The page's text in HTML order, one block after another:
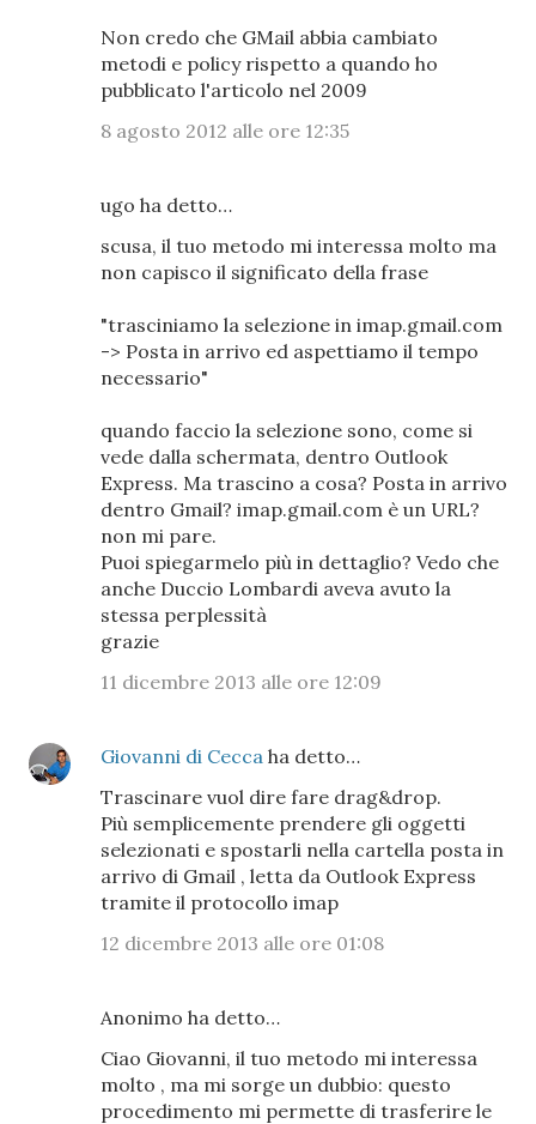
Non credo che GMail abbia cambiato
metodi e policy rispetto a quando ho
pubblicato l'articolo nel 2009
8 agosto 2012 alle ore 12:35
ugo ha detto…
scusa, il tuo metodo mi interessa molto ma
non capisco il significato della frase
"trasciniamo la selezione in imap.gmail.com
-> Posta in arrivo ed aspettiamo il tempo
necessario"
quando faccio la selezione sono, come si
vede dalla schermata, dentro Outlook
Express. Ma trascino a cosa? Posta in arrivo
dentro Gmail? imap.gmail.com è un URL?
non mi pare.
Puoi spiegarmelo più in dettaglio? Vedo che
anche Duccio Lombardi aveva avuto la
stessa perplessità
grazie
11 dicembre 2013 alle ore 12:09
Giovanni di Cecca ha detto…
Trascinare vuol dire fare drag&drop.
Più semplicemente prendere gli oggetti
selezionati e spostarli nella cartella posta in
arrivo di Gmail , letta da Outlook Express
tramite il protocollo imap
12 dicembre 2013 alle ore 01:08
Anonimo ha detto…
Ciao Giovanni, il tuo metodo mi interessa
molto , ma mi sorge un dubbio: questo
procedimento mi permette di trasferire le